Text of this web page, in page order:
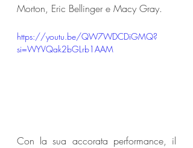
Morton, Eric Bellinger e Macy Gray.
https://youtu.be/QW7WDCDiGMQ?
si=WYVQak2bGLrb1AAM
Con la sua accorata performance, il